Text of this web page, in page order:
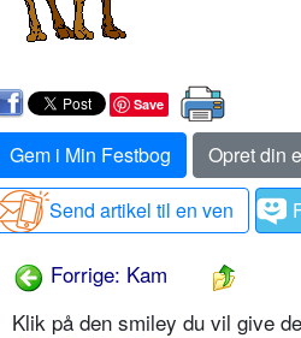
Save
Gem i Min Festbog
Opret din
Send artikel til en ven
Forrige: Kam
Klik på den smiley du vil give